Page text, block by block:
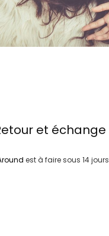
et échange
est à faire sous 14 jours